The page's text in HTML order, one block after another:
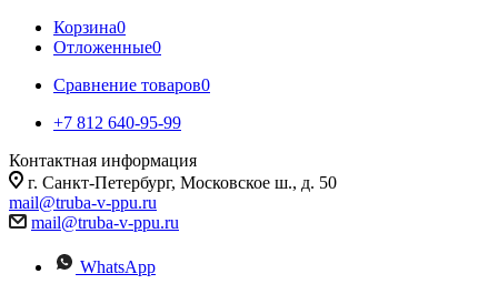
Корзина0
Отложенные0
Сравнение товаров0
+7 812 640-95-99
Контактная информация
г. Санкт-Петербург, Московское ш., д. 50
mail@truba-v-ppu.ru
mail@truba-v-ppu.ru
WhatsApp